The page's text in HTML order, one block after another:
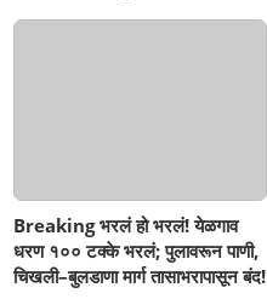
Breaking भरलं हो भरलं! येळगाव
धरण १०० टक्के भरलं; पुलावरून पाणी,
चिखली–बुलडाणा मार्ग तासाभरापासून बंद!